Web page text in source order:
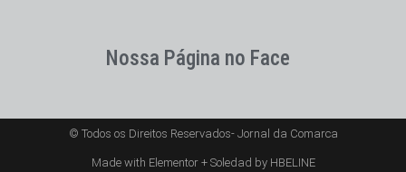
Nossa Página no Face
© Todos os Direitos Reservados- Jornal da Comarca
Made with Elementor + Soledad by HBELINE